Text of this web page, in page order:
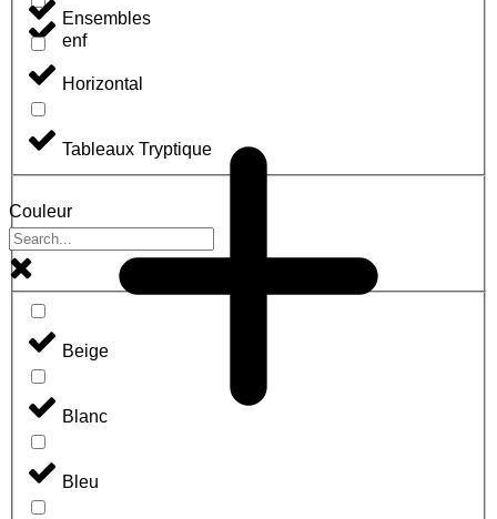
enf
Ensembles
Horizontal
Tableaux Tryptique
Couleur
Beige
Blanc
Bleu